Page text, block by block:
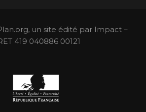
un site édité par Impact –
419 040886 00121